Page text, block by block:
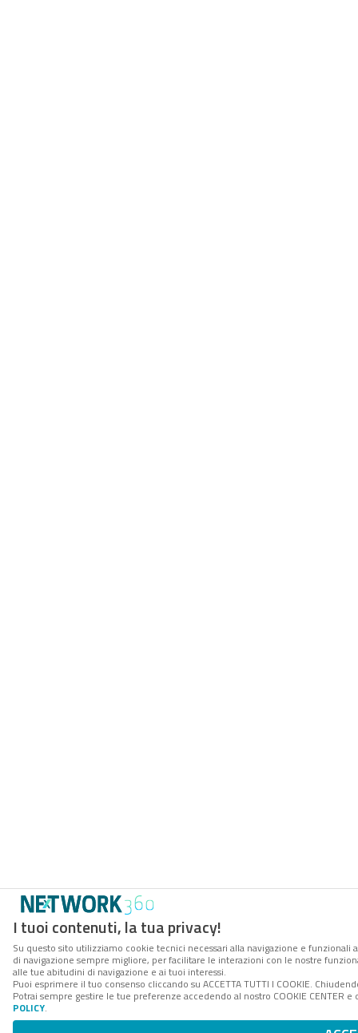
I tuoi contenuti, la tua privacy!
Su questo sito utilizziamo cookie tecnici necessari alla navigazione e
di navigazione sempre migliore, per facilitare le interazioni con le nostre
alle tue abitudini di navigazione e ai tuoi interessi.
Puoi esprimere il tuo consenso cliccando su ACCETTA TUTTI I COOKIE.
Potrai sempre gestire le tue preferenze accedendo al nostro COOKIE
POLICY.